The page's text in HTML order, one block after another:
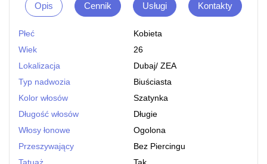
Opis Cennik Usługi Kontakty
Płeć
Kobieta
Wiek
26
Lokalizacja
Dubaj/ ZEA
Typ nadwozia
Biuściasta
Kolor włosów
Szatynka
Długość włosów
Długie
Włosy łonowe
Ogolona
Przeszywający
Bez Piercingu